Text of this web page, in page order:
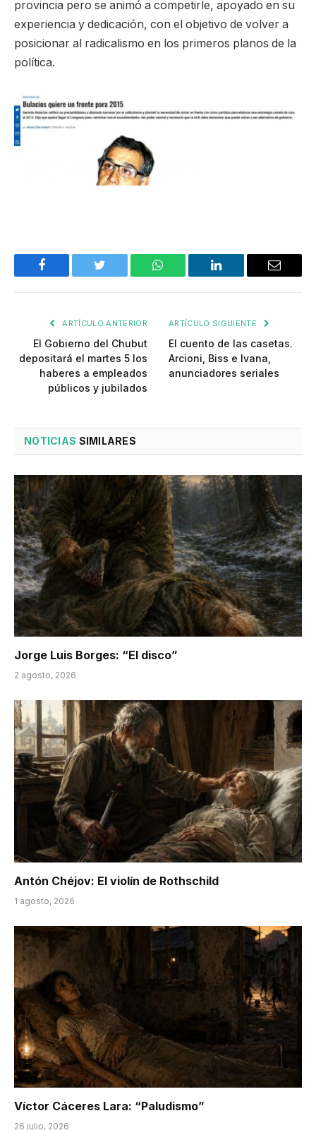
provincia pero se animó a competirle, apoyado en su
experiencia y dedicación, con el objetivo de volver a
posicionar al radicalismo en los primeros planos de la
política.
Facebook Twitter WhatsApp LinkedIn Email
ARTÍCULO ANTERIOR
El Gobierno del Chubut
depositará el martes 5 los
haberes a empleados
públicos y jubilados
ARTÍCULO SIGUIENTE
El cuento de las casetas.
Arcioni, Biss e Ivana,
anunciadores seriales
NOTICIAS SIMILARES
Jorge Luis Borges: “El disco”
2 agosto, 2026
Antón Chéjov: El violín de Rothschild
1 agosto, 2026
Víctor Cáceres Lara: “Paludismo”
26 julio, 2026